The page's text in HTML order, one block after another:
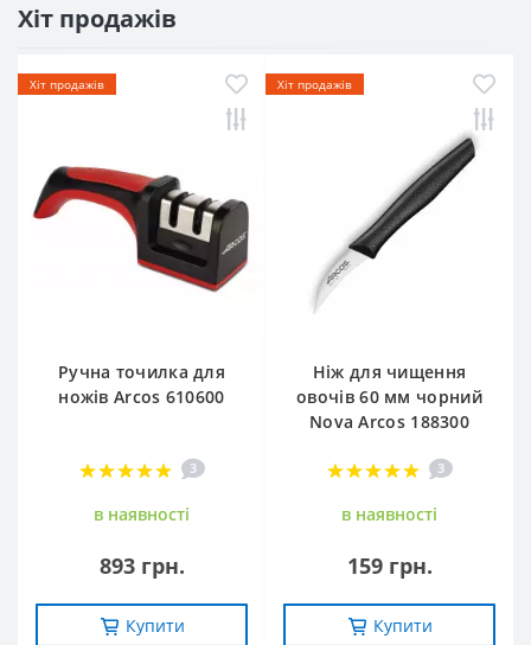
Хіт продажів
Хіт продажів
Ручна точилка для
ножів Arcos 610600
3
в наявностi
893 грн.
Купити
Хіт продажів
Ніж для чищення
овочів 60 мм чорний
Nova Arcos 188300
3
в наявностi
159 грн.
Купити